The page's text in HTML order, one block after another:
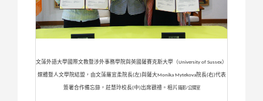
文藻外語大學國際文教暨涉外事務學院與英國薩賽克斯大學（University of Sussex）
媒體暨人文學院結盟，由文藻羅宜柔院長(左)與薩大Monika Mytekova院長(右)代表
簽署合作備忘錄，莊慧玲校長(中)出席觀禮。相片 攝影/公關室